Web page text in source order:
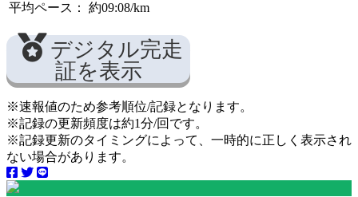
平均ペース：
約09:08/km
デジタル完走
証を表示
※速報値のため参考順位/記録となります。
※記録の更新頻度は約1分/回です。
※記録更新のタイミングによって、一時的に正しく表示され
ない場合があります。